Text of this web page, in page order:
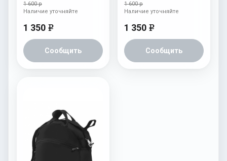
1 600 р
1 350 e
Сообщить
Наличие уточняйте
1 600 р
1 350 e
Сообщить
Наличие уточняйте